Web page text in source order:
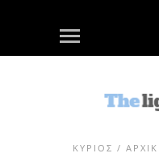
ΚΎΡΙΟΣ /